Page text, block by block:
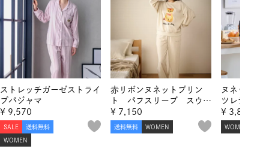
ストレッチガーゼストライ
プパジャマ
SALE 送料無料
WOMEN
¥ 9,570
赤リボンヌネットプリン
ト パフスリーブ スウェ
ットトップス
送料無料 WOMEN
¥ 7,150
ヌネットワ
ツレディー
WOMEN
¥ 3,850